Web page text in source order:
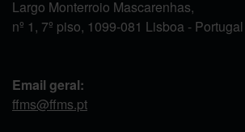
Largo Monterroio Mascarenhas,
nº 1, 7º piso, 1099-081 Lisboa - Portugal
Email geral:
ffms@ffms.pt